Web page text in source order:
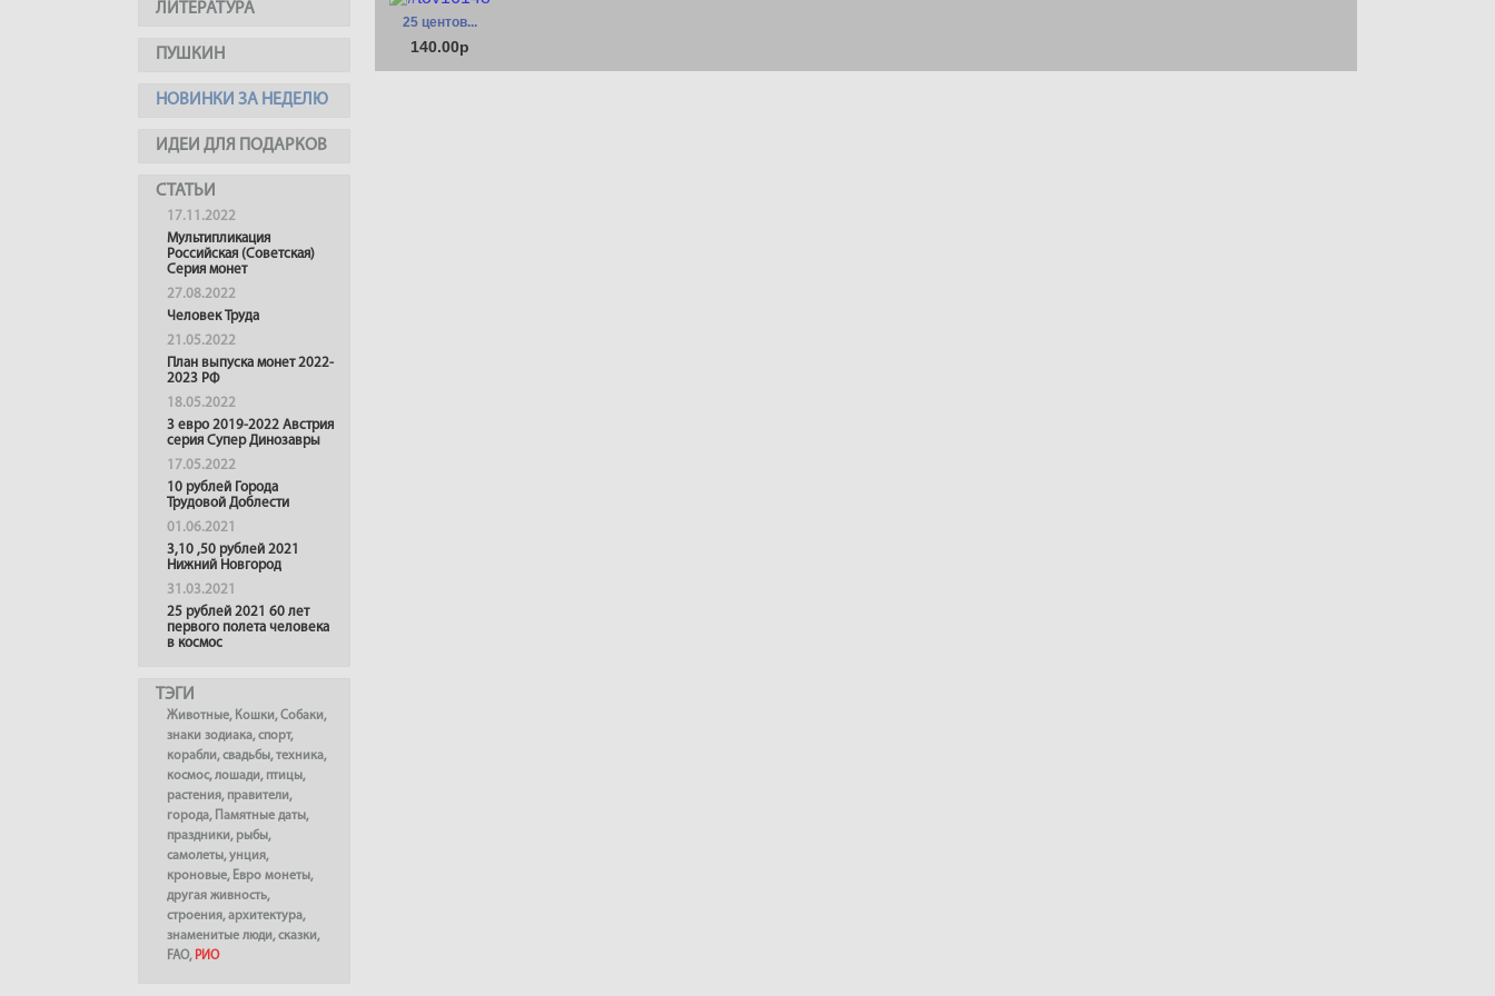
ЛИТЕРАТУРА
ПУШКИН
НОВИНКИ ЗА НЕДЕЛЮ
ИДЕИ ДЛЯ ПОДАРКОВ
СТАТЬИ
17.11.2022
Мультипликация
Российская (Советская)
Серия монет
27.08.2022
Человек Труда
21.05.2022
План выпуска монет 2022-
2023 РФ
18.05.2022
3 евро 2019-2022 Австрия
серия Супер Динозавры
17.05.2022
10 рублей Города
Трудовой Доблести
01.06.2021
3,10 ,50 рублей 2021
Нижний Новгород
31.03.2021
25 рублей 2021 60 лет
первого полета человека
в космос
ТЭГИ
Животные, Кошки,Собаки,
знаки зодиака,спорт,
корабли,свадьбы,техника,
космос,лошади, птицы,
растения, правители,
города, Памятные даты,
праздники, рыбы,
самолеты,унция,
кроновые, Евро монеты,
другая живность,
строения,архитектура,
знаменитые люди,сказки,
FAO, РИО
25 центов...
140.00р